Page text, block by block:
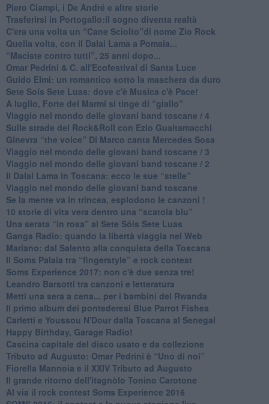
​Piero Ciampi, i De André e altre storie
​Trasferirsi in Portogallo:il sogno diventa realtà
​C'era una volta un “Cane Sciolto”di nome Zio Rock
Quella volta, con il Dalai Lama a Pomaia...
​“Maciste contro tutti”, 25 anni dopo...
​Omar Pedrini & C. all'Ecofestival di Santa Luce
Guido Elmi: un romantico sotto la maschera da duro
Sete Soís Sete Luas: dove c'è Musica c'è Pace!
​A luglio, Forte dei Marmi si tinge di “giallo”
Viaggio nel mondo delle giovani band toscane / 4
Sulle strade del Rock&Roll con Ezio Guaitamacchi
​Ginevra “the voice” Di Marco canta Mercedes Sosa
Viaggio nel mondo delle giovani band toscane / 3
​Viaggio nel mondo delle giovani band toscane / 2
Il Dalai Lama in Toscana: ecco le sue “stelle”
Viaggio nel mondo delle giovani band toscane
Se la mente va in trincea, esplodono le canzoni !
​10 storie di vita vera dentro una “scatola blu”
​Una serata “in rosa” al Sete Sóis Sete Luas
Ganga Radio: quando la libertà viaggia nel Web
Mariano: dal Salento alla conquista della Toscana
​Il Soms Palaia tra “fingerstyle” e rock contest
Soms Experience 2017: non c'è due senza tre!
​Leandro Barsotti tra canzoni e letteratura
​Metti una sera a cena... per i bambini del Rwanda
​Il primo album dei pontederesi Blue Parrot Fishes
Carletti e Youssou N'Dour dalla Toscana al Senegal
Happy Birthday, Garage Radio!
​Cascina capitale del disco usato e da collezione
Tributo ad Augusto: Omar Pedrini è “Uno di noi”
​Fiorella Mannoia e il XXIV Tributo ad Augusto
Il grande ritorno dell'itagnòlo Tonino Carotone
​Al via il rock contest Soms Experience 2016